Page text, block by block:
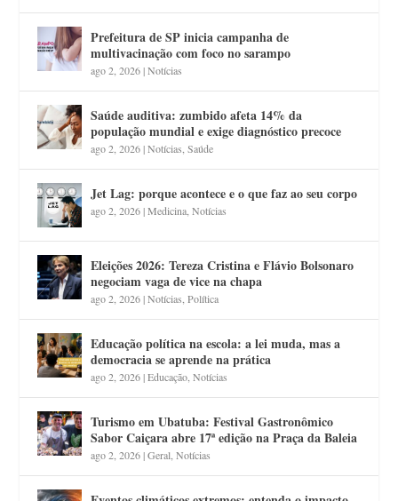
Prefeitura de SP inicia campanha de
multivacinação com foco no sarampo
ago 2, 2026|Notícias
Saúde auditiva: zumbido afeta 14% da
população mundial e exige diagnóstico precoce
ago 2, 2026|Notícias ,Saúde
Jet Lag: porque acontece e o que faz ao seu corpo
ago 2, 2026|Medicina ,Notícias
Eleições 2026: Tereza Cristina e Flávio Bolsonaro
negociam vaga de vice na chapa
ago 2, 2026|Notícias ,Política
Educação política na escola: a lei muda, mas a
democracia se aprende na prática
ago 2, 2026|Educação ,Notícias
Turismo em Ubatuba: Festival Gastronômico
Sabor Caiçara abre 17ª edição na Praça da Baleia
ago 2, 2026|Geral ,Notícias